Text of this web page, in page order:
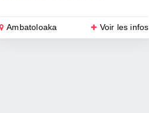
Ambatoloaka Voir les infos